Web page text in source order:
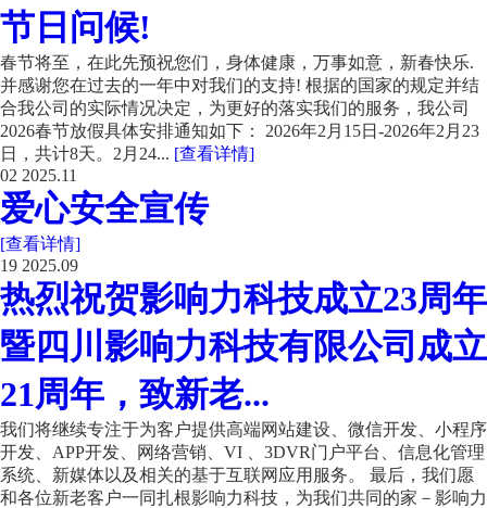
节日问候!
春节将至，在此先预祝您们，身体健康，万事如意，新春快乐.
并感谢您在过去的一年中对我们的支持! 根据的国家的规定并结
合我公司的实际情况决定，为更好的落实我们的服务，我公司
2026春节放假具体安排通知如下： 2026年2月15日-2026年2月23
日，共计8天。2月24... [查看详情]
02 2025.11
爱心安全宣传
[查看详情]
19 2025.09
热烈祝贺影响力科技成立23周年
暨四川影响力科技有限公司成立
21周年，致新老...
我们将继续专注于为客户提供高端网站建设、微信开发、小程序
开发、APP开发、网络营销、VI 、3DVR门户平台、信息化管理
系统、新媒体以及相关的基于互联网应用服务。 最后，我们愿
和各位新老客户一同扎根影响力科技，为我们共同的家－影响力